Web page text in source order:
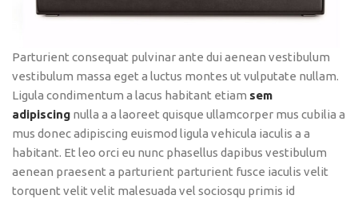
Parturient consequat pulvinar ante dui aenean vestibulum
vestibulum massa eget a luctus montes ut vulputate nullam.
Ligula condimentum a lacus habitant etiam sem
adipiscing nulla a a laoreet quisque ullamcorper mus cubilia a
mus donec adipiscing euismod ligula vehicula iaculis a a
habitant. Et leo orci eu nunc phasellus dapibus vestibulum
aenean praesent a parturient parturient fusce iaculis velit
torquent velit velit malesuada vel sociosqu primis id